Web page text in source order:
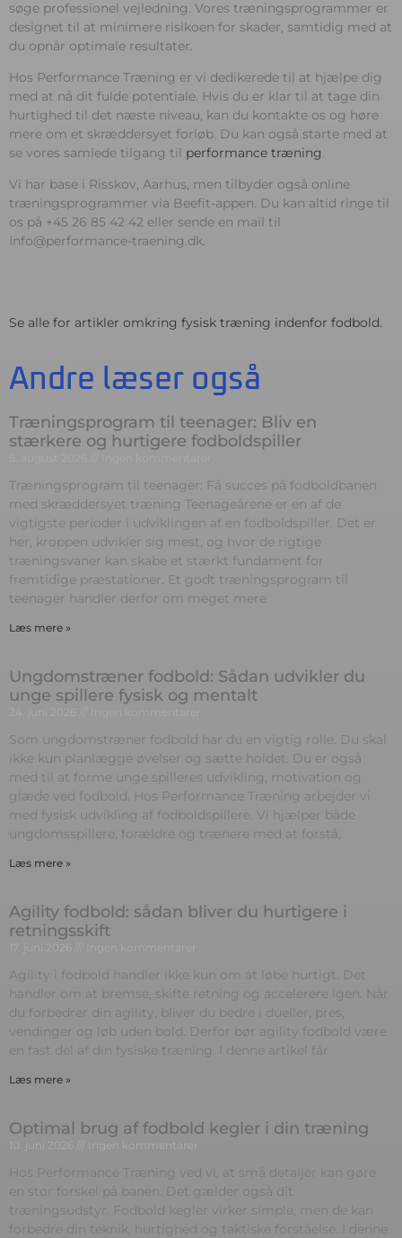
søge professionel vejledning. Vores træningsprogrammer er
designet til at minimere risikoen for skader, samtidig med at
du opnår optimale resultater.
Hos Performance Træning er vi dedikerede til at hjælpe dig
med at nå dit fulde potentiale. Hvis du er klar til at tage din
hurtighed til det næste niveau, kan du kontakte os og høre
mere om et skræddersyet forløb. Du kan også starte med at
se vores samlede tilgang til performance træning.
Vi har base i Risskov, Aarhus, men tilbyder også online
træningsprogrammer via Beefit-appen. Du kan altid ringe til
os på +45 26 85 42 42 eller sende en mail til
Info@performance-traening.dk.
Se alle for artikler omkring fysisk træning indenfor fodbold.
Andre læser også
Træningsprogram til teenager: Bliv en
stærkere og hurtigere fodboldspiller
Træningsprogram til teenager: Få succes på fodboldbanen
med skræddersyet træning Teenageårene er en af de
vigtigste perioder i udviklingen af en fodboldspiller. Det er
her, kroppen udvikler sig mest, og hvor de rigtige
træningsvaner kan skabe et stærkt fundament for
fremtidige præstationer. Et godt træningsprogram til
teenager handler derfor om meget mere
Læs mere »
Ungdomstræner fodbold: Sådan udvikler du
unge spillere fysisk og mentalt
Som ungdomstræner fodbold har du en vigtig rolle. Du skal
ikke kun planlægge øvelser og sætte holdet. Du er også
med til at forme unge spilleres udvikling, motivation og
glæde ved fodbold. Hos Performance Træning arbejder vi
med fysisk udvikling af fodboldspillere. Vi hjælper både
ungdomsspillere, forældre og trænere med at forstå,
Læs mere »
Agility fodbold: sådan bliver du hurtigere i
retningsskift
Ingen kommentarer
Agility i fodbold handler ikke kun om at løbe hurtigt. Det
handler om at bremse, skifte retning og accelerere igen. Når
du forbedrer din agility, bliver du bedre i dueller, pres,
vendinger og løb uden bold. Derfor bør agility fodbold være
en fast del af din fysiske træning. I denne artikel får
Læs mere »
Optimal brug af fodbold kegler i din træning
10. juni 2026 Ingen kommentarer
Hos Performance Træning ved vi, at små detaljer kan gøre
en stor forskel på banen. Det gælder også dit
træningsudstyr. Fodbold kegler virker simple, men de kan
forbedre din teknik, hurtighed og taktiske forståelse. I denne